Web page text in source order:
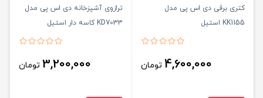
کتری برقی دی اس پی مدل
KK1155 استیل
4,600,000 تومان
ترازوی آشپزخانه دی اس پی مدل
KD7033 کاسه دار استیل
3,200,000 تومان